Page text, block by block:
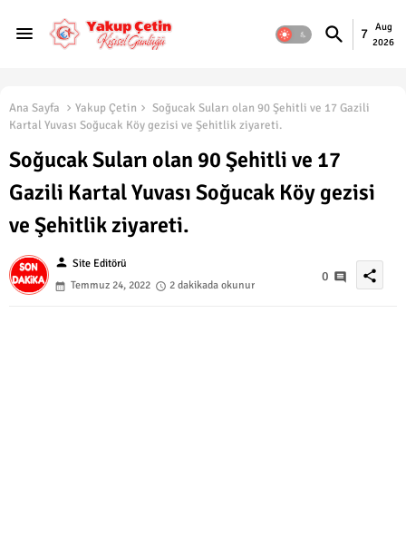
7
Aug
2026
Ana Sayfa Yakup Çetin
Soğucak Suları olan 90 Şehitli ve 17 Gazili
Kartal Yuvası Soğucak Köy gezisi ve Şehitlik ziyareti.
Soğucak Suları olan 90 Şehitli ve 17
Gazili Kartal Yuvası Soğucak Köy gezisi
ve Şehitlik ziyareti.
person Site Editörü
Temmuz 24, 2022
2 dakikada okunur
0 share